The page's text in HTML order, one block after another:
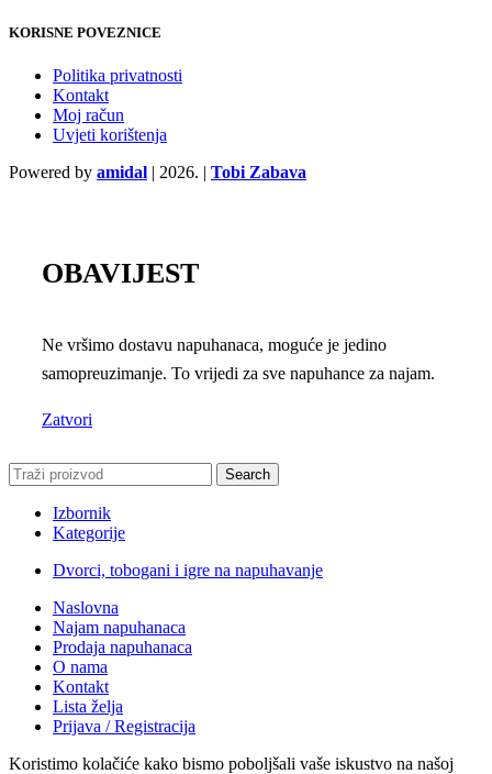
KORISNE POVEZNICE
Politika privatnosti
Kontakt
Moj račun
Uvjeti korištenja
Powered by amidal | 2026. | Tobi Zabava
OBAVIJEST
Ne vršimo dostavu napuhanaca, moguće je jedino
samopreuzimanje. To vrijedi za sve napuhance za najam.
Zatvori
Search
Izbornik
Kategorije
Dvorci, tobogani i igre na napuhavanje
Naslovna
Najam napuhanaca
Prodaja napuhanaca
O nama
Kontakt
Lista želja
Prijava / Registracija
Koristimo kolačiće kako bismo poboljšali vaše iskustvo na našoj